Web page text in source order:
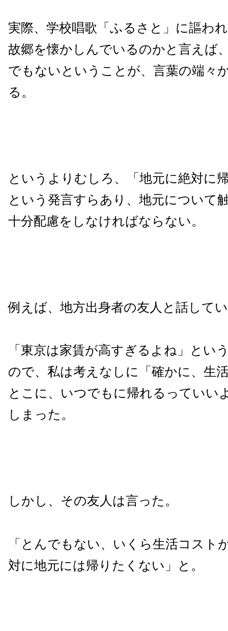
実際、学校唱歌「ふるさと」に謳わ
故郷を懐かしんでいるのかと言えば
でもないということが、言葉の端々
る。
というよりむしろ、「地元に絶対に
という発言すらあり、地元について
十分配慮をしなければならない。
例えば、地方出身者の友人と話して
「東京は家賃が高すぎるよね」とい
ので、私は考えなしに「確かに、生
とこに、いつでもに帰れるっていい
しまった。
しかし、その友人は言った。
「とんでもない、いくら生活コスト
対に地元には帰りたくない」と。